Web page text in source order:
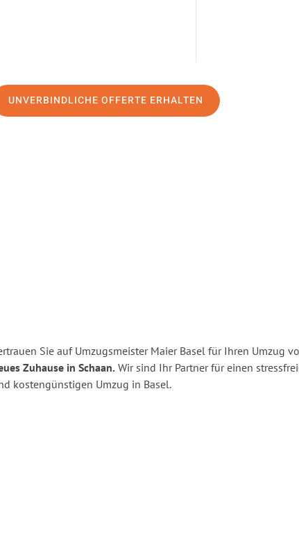
UNVERBINDLICHE OFFERTE ERHALTEN
Sie auf Umzugsmeister Maier Basel für Ihren Umzug
Zuhause in Schaan. Wir sind Ihr Partner für einen
kostengünstigen Umzug in Basel.